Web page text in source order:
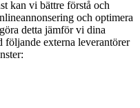
kan vi bättre förstå och
och optimera
detta jämför vi dina
följande externa leverantörer